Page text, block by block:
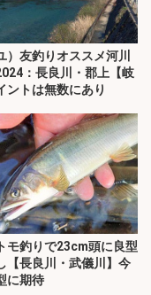
）友釣りオススメ河川
：長良川・郡上【岐
ントは無数にあり
モ釣りで23cm頭に良型
【長良川・武儀川】今
に期待